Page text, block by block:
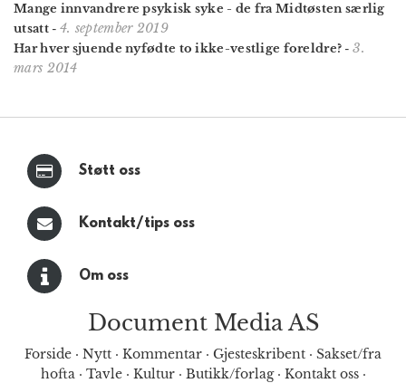
Mange innvandrere psykisk syke - de fra Midtøsten særlig
utsatt- 4. september 2019
Har hver sjuende nyfødte to ikke-vestlige foreldre? -3.
mars 2014
Støtt oss
Kontakt/tips oss
Om oss
Document Media AS
Forside · Nytt · Kommentar · Gjesteskribent · Sakset/fra
hofta· Tavle· Kultur· Butikk/forlag· Kontakt oss·